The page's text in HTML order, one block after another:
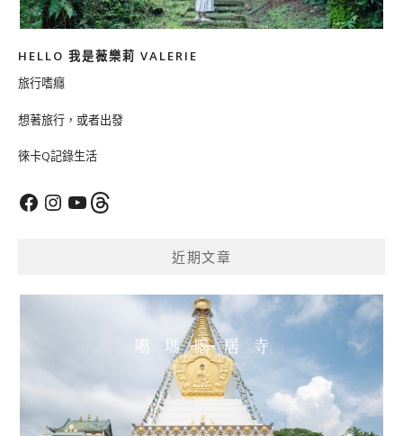
HELLO 我是薇樂莉 VALERIE
旅行嗜癮
想著旅行，或者出發
徠卡Q記錄生活
FacebookInstagram
YouTubeThreads
近期文章